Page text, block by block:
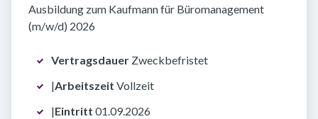
Ausbildung zum Kaufmann für Büromanagement
(m/w/d) 2026
Vertragsdauer Zweckbefristet
|Arbeitszeit Vollzeit
|Eintritt 01.09.2026